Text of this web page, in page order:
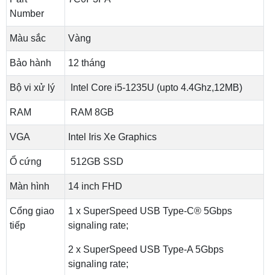
Number
Màu sắc Vàng
Bảo hành 12 tháng
Bộ vi xử lý Intel Core i5-1235U (upto 4.4Ghz,12MB)
RAM RAM 8GB
VGA Intel Iris Xe Graphics
Ổ cứng 512GB SSD
Màn hình 14 inch FHD
Cổng giao
tiếp
1 x SuperSpeed USB Type-C® 5Gbps
signaling rate;
2 x SuperSpeed USB Type-A 5Gbps
signaling rate;